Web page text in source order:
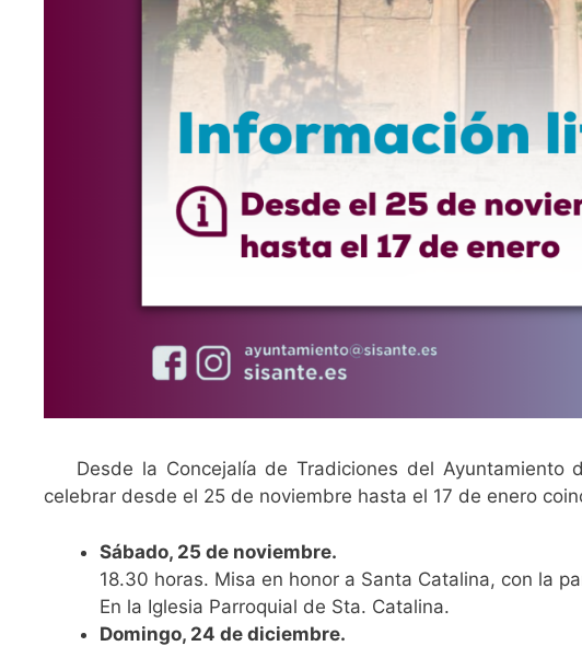
Desde la Concejalía de Tradiciones del
celebrar desde el 25 de noviembre hasta el 17 de enero
Sábado, 25 de noviembre.
18.30 horas. Misa en honor a Santa Catalina, con la
En la Iglesia Parroquial de Sta. Catalina.
Domingo, 24 de diciembre.